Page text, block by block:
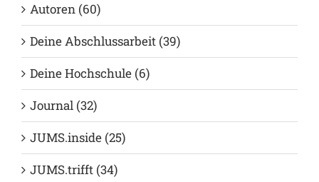
Autoren (60)
Deine Abschlussarbeit (39)
Deine Hochschule (6)
Journal (32)
JUMS.inside (25)
JUMS.trifft (34)